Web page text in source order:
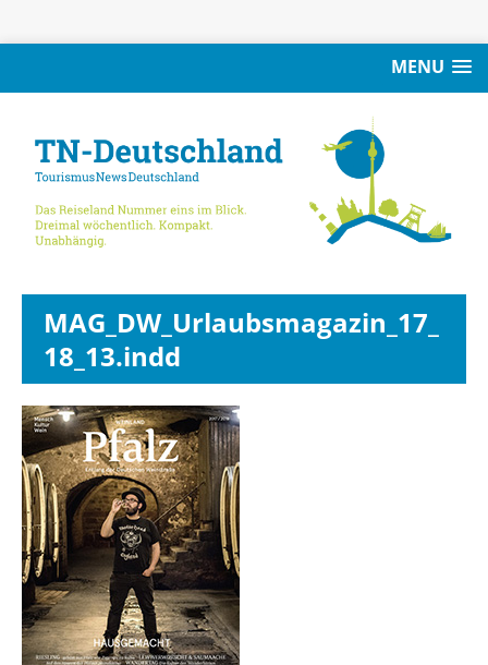
MENU
MAG_DW_Urlaubsmagazin_17_
18_13.indd